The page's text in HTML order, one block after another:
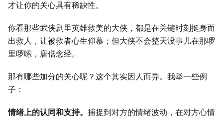
才让你的关心具有稀缺性。
你看那些武侠剧里英雄救美的大侠，都是在关键时刻挺身而
出救人，让被救者心生仰慕；但大侠不会整天没事儿在那啰
里啰嗦，唐僧念经。
那有哪些加分的关心呢？这个其实因人而异。我举一些例
子：
情绪上的认同和支持。 捕捉到对方的情绪波动，在对方心情